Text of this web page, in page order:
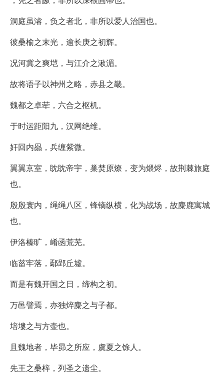
洞庭虽濬，负之者北，非所以爱人治国也。
彼桑榆之末光，逾长庚之初辉。
况河冀之爽垲，与江介之湫湄。
故将语子以神州之略，赤县之畿。
魏都之卓荦，六合之枢机。
于时运距阳九，汉网绝维。
奸回内赑，兵缠紫微。
翼翼京室，眈眈帝宇，巢焚原燎，变为煨烬，故荆棘旅庭
也。
殷殷寰内，绳绳八区，锋镝纵横，化为战场，故麋鹿寓城
也。
伊洛榛旷，崤函荒芜。
临菑牢落，鄢郢丘墟。
而是有魏开国之日，缔构之初。
万邑譬焉，亦独焠麋之与子都。
培塿之与方壶也。
且魏地者，毕昴之所应，虞夏之馀人。
先王之桑梓，列圣之遗尘。